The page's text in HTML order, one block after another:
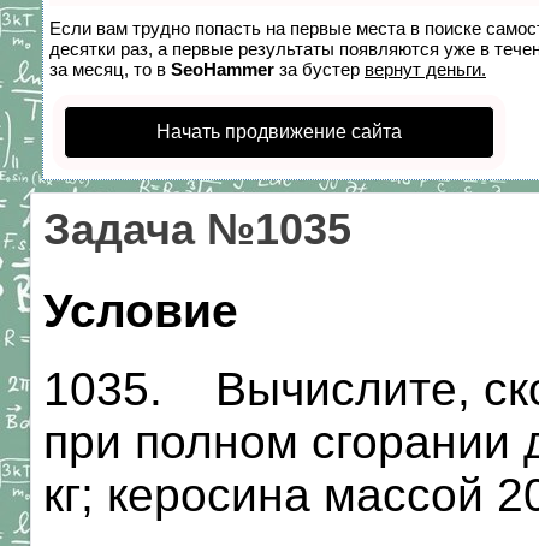
Если вам трудно попасть на первые места в поиске
десятки раз, а первые результаты появляются уже в
за месяц, то в SeoHammer за бустер вернут деньги.
Начать продвижение сайта
Задача №1035
Условие
1035. Вычислите,
при полном сгорании
кг; керосина массой